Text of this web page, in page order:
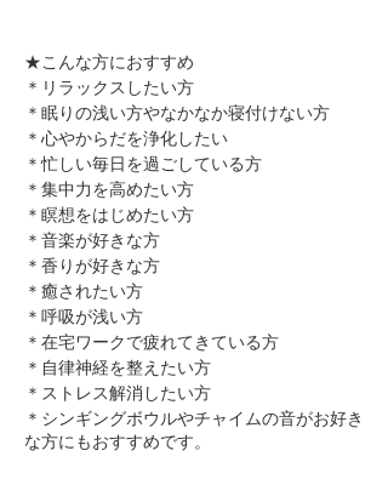
★こんな方におすすめ
＊リラックスしたい方
＊眠りの浅い方やなかなか寝付けない方
＊心やからだを浄化したい
＊忙しい毎日を過ごしている方
＊集中力を高めたい方
＊瞑想をはじめたい方
​＊音楽が好きな方
​＊香りが好きな方
​＊癒されたい方
＊呼吸が浅い方
＊在宅ワークで疲れてきている方
＊自律神経を整えたい方
​＊ストレス解消したい方
＊シンギングボウルやチャイムの音がお好き
な方にもおすすめです。